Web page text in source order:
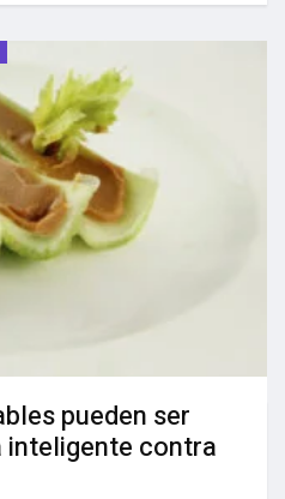
pueden ser
inteligente contra